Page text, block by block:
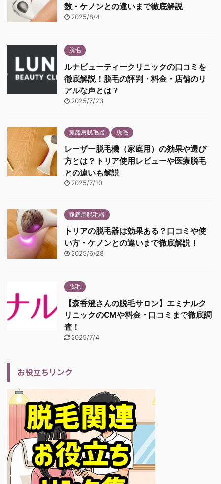
数・ケノンとの違いまで徹底解説
2025/8/4
脱毛
ルナビューティークリニックの口コミを
徹底解説！脱毛の評判・料金・店舗のリ
アルな声とは？
2025/7/23
家庭用脱毛器 脱毛
レーザー脱毛機（家庭用）の効果や選び
方とは？トリア使用レビューや医療脱毛
との違いも解説
2025/7/10
家庭用脱毛器
トリアの脱毛器は効果ある？口コミや使
い方・ケノンとの違いまで徹底解説！
2025/6/28
脱毛
【森香澄さんの脱毛サロン】エミナルク
リニックのCMや料金・口コミまで徹底調
査！
2025/7/4
お役立ちリンク